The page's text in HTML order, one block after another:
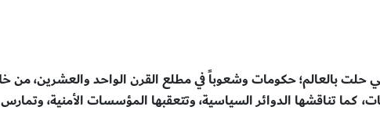
حلت بالعالم؛ حكومات وشعوباً في مطلع القرن الواحد والعشرين، من
كما تناقشها الدوائر السياسية، وتتعقبها المؤسسات الأمنية،